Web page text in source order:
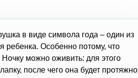
в виде символа года – один из
ребенка. Особенно потому, что
можно оживить: для этого
после чего она будет протяжно